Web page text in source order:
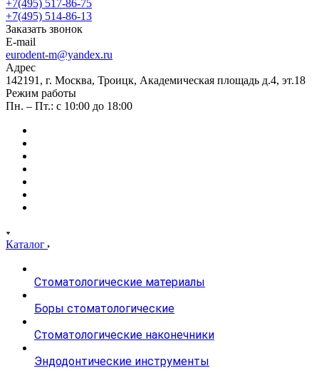
+7(495) 517-86-75
+7(495) 514-86-13
Заказать звонок
E-mail
eurodent-m@yandex.ru
Адрес
142191, г. Москва, Троицк, Академическая площадь д.4, эт.18
Режим работы
Пн. – Пт.: с 10:00 до 18:00
Каталог
Стоматологические материалы
Боры стоматологические
Стоматологические наконечники
Эндодонтические инструменты